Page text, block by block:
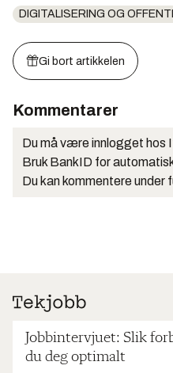
DIGITALISERING OG
Gi bort artikkelen
Kommentarer
Du må være innlogget hos
Bruk BankID for
Du kan kommentere under
Jobbintervjuet: Slik
du deg optimalt